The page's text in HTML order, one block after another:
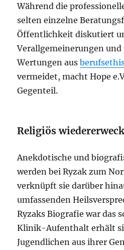
Während die
selten einzelne
Öffentlichkeit diskutiert
Verallgemeinerungen und
Wertungen aus
vermeidet, macht Hope
Gegenteil.
Religiös
Anekdotische und
werden bei Ryzak zum
verknüpft sie darüber
umfassenden
Ryzaks Biografie war das
Klinik-Aufenthalt erhält
Jugendlichen aus ihrer